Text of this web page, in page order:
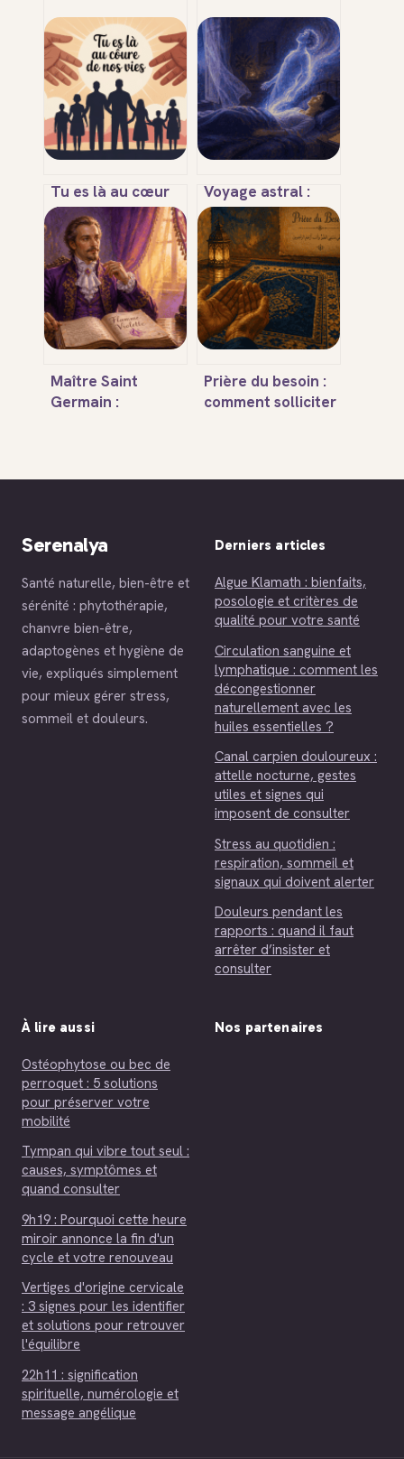
Tu es là au cœur
de nos vies : sens,
usages et portée
de l’expression
Voyage astral :
entre mythe et
réalité, les étapes
clés pour maîtriser
la décorporation
Maître Saint
Germain :
et les décrets Je
Prière du besoin :
comment solliciter
l’invocation
Serenalya
Santé naturelle, bien-être et
sérénité : phytothérapie,
chanvre bien-être,
adaptogènes et hygiène de
vie, expliqués simplement
pour mieux gérer stress,
sommeil et douleurs.
Derniers articles
Algue Klamath : bienfaits,
posologie et critères de
qualité pour votre santé
Circulation sanguine et
lymphatique : comment les
décongestionner
naturellement avec les
huiles essentielles ?
Canal carpien douloureux :
attelle nocturne, gestes
utiles et signes qui
imposent de consulter
Stress au quotidien :
respiration, sommeil et
signaux qui doivent alerter
Douleurs pendant les
rapports : quand il faut
arrêter d’insister et
consulter
À lire aussi
Ostéophytose ou bec de
perroquet : 5 solutions
pour préserver votre
mobilité
Tympan qui vibre tout seul :
causes, symptômes et
quand consulter
9h19 : Pourquoi cette heure
miroir annonce la fin d'un
cycle et votre renouveau
Vertiges d'origine cervicale
: 3 signes pour les identifier
et solutions pour retrouver
l'équilibre
22h11 : signification
spirituelle, numérologie et
message angélique
Nos partenaires